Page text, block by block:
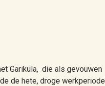
Garikula, die als gevouwen
de hete, droge werkperiode